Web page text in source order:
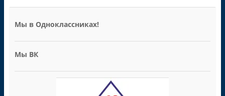
Мы в Одноклассниках!
Мы ВК